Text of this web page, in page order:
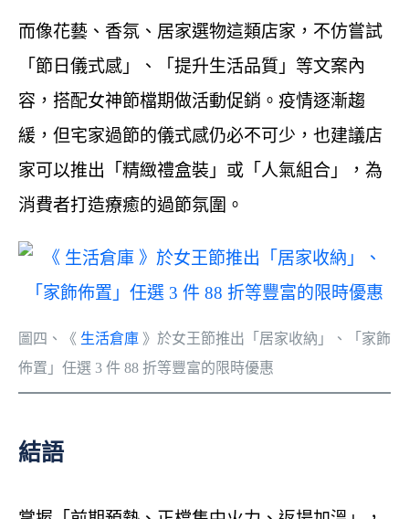
而像花藝、香氛、居家選物這類店家，不仿嘗試
「節日儀式感」、「提升生活品質」等文案內
容，搭配女神節檔期做活動促銷。疫情逐漸趨
緩，但宅家過節的儀式感仍必不可少，也建議店
家可以推出「精緻禮盒裝」或「人氣組合」，為
消費者打造療癒的過節氛圍。
圖四、《 生活倉庫 》於女王節推出「居家收納」、「家飾
佈置」任選 3 件 88 折等豐富的限時優惠
結語